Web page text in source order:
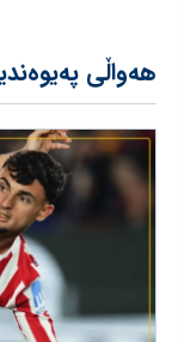
هەواڵی